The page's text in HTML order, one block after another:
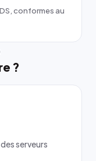
conformes au
?
serveurs